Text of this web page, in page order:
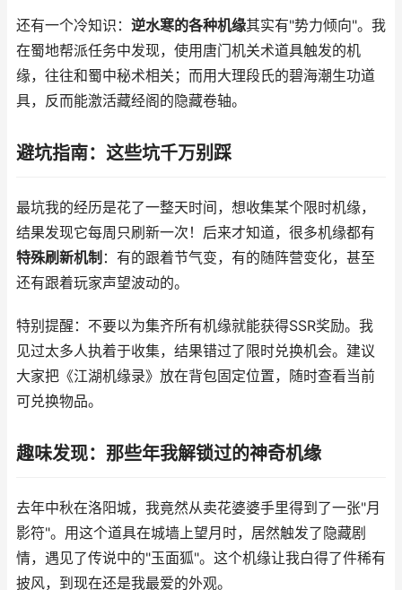
还有一个冷知识： 逆水寒的各种机缘其实有"势力倾向"。我
在蜀地帮派任务中发现，使用唐门机关术道具触发的机
缘，往往和蜀中秘术相关；而用大理段氏的碧海潮生功道
具，反而能激活藏经阁的隐藏卷轴。
避坑指南：这些坑千万别踩
最坑我的经历是花了一整天时间，想收集某个限时机缘，
结果发现它每周只刷新一次！后来才知道，很多机缘都有
特殊刷新机制 ：有的跟着节气变，有的随阵营变化，甚至
还有跟着玩家声望波动的。
特别提醒：不要以为集齐所有机缘就能获得SSR奖励。我
见过太多人执着于收集，结果错过了限时兑换机会。建议
大家把《江湖机缘录》放在背包固定位置，随时查看当前
可兑换物品。
趣味发现：那些年我解锁过的神奇机缘
去年中秋在洛阳城，我竟然从卖花婆婆手里得到了一张"月
影符"。用这个道具在城墙上望月时，居然触发了隐藏剧
情，遇见了传说中的"玉面狐"。这个机缘让我白得了件稀有
披风，到现在还是我最爱的外观。